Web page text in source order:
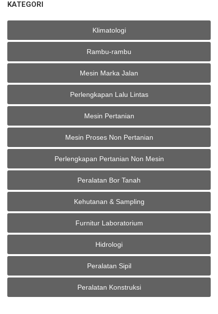
KATEGORI
Klimatologi
Rambu-rambu
Mesin Marka Jalan
Perlengkapan Lalu Lintas
Mesin Pertanian
Mesin Proses Non Pertanian
Perlengkapan Pertanian Non Mesin
Peralatan Bor Tanah
Kehutanan & Sampling
Furnitur Laboratorium
Hidrologi
Peralatan Sipil
Peralatan Konstruksi